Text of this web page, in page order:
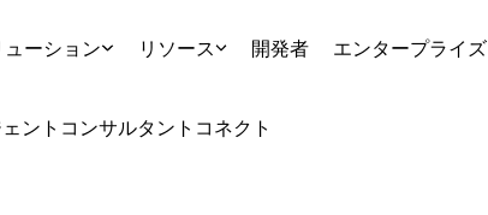
ューション リソース 開発者 エンタープライズ
ント コンサルタント コネクト